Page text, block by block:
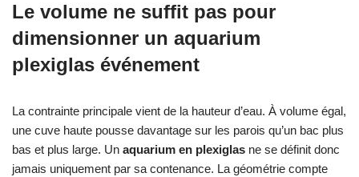
Le volume ne suffit pas pour
dimensionner un aquarium
plexiglas événement
La contrainte principale vient de la hauteur d’eau. À volume égal,
une cuve haute pousse davantage sur les parois qu’un bac plus
bas et plus large. Un aquarium en plexiglas ne se définit donc
jamais uniquement par sa contenance. La géométrie compte